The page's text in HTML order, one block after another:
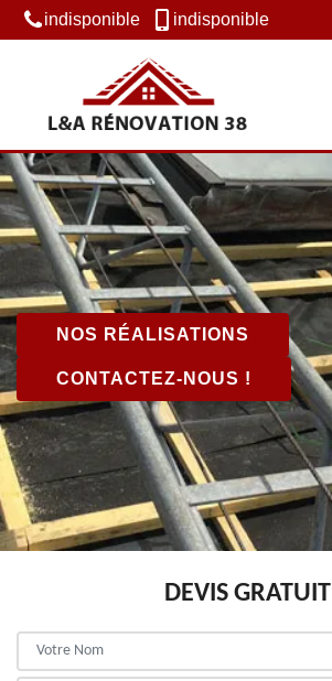
indisponible indisponible
NOS RÉALISATIONS
CONTACTEZ-NOUS !
DEVIS GRATUIT